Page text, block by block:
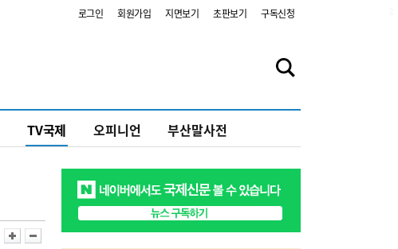
로그인 회원가입 지면보기 초판보기 구독신청
TV국제 오피니언 부산말사전